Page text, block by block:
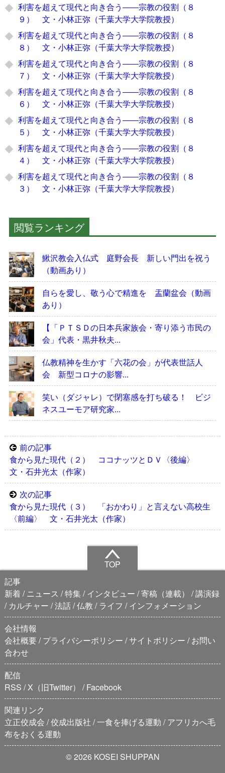
利害を超えて現代と向き合う――宗教の役割（８
９） 文・小林正弥（千葉大学大学院教授）
利害を超えて現代と向き合う――宗教の役割（８
８） 文・小林正弥（千葉大学大学院教授）
利害を超えて現代と向き合う――宗教の役割（８
７） 文・小林正弥（千葉大学大学院教授）
利害を超えて現代と向き合う――宗教の役割（８
６） 文・小林正弥（千葉大学大学院教授）
利害を超えて現代と向き合う――宗教の役割（８
５） 文・小林正弥（千葉大学大学院教授）
利害を超えて現代と向き合う――宗教の役割（８
４） 文・小林正弥（千葉大学大学院教授）
利害を超えて現代と向き合う――宗教の役割（８
３） 文・小林正弥（千葉大学大学院教授）
閲覧ランキング
鰍沢教会入仏式 庭野会長 新しい門出を祝う
（動画あり）
自らを愛し、敬う心で精進を 盂蘭盆会（動画
あり）
【「ＰＴＳＤの日本兵家族会・寄り添う市民の
会」代表・黒井秋夫...
仏教精神を生かす「六花の会」が代表世話人
会 新型コロナの影響...
笑い（ダジャレ）で閉塞感を打ち破る！ ビジ
ネスユーモア研究家...
前の記事
食から見た現代（２） ココナッツとＤＶ〈後編〉
文・石井光太（作家）
次の記事
食から見た現代（３） 「おかわり」と言えない高校生
〈前編〉 文・石井光太（作家）
TOP
記事
新着
ニュース 特集 インタビュー 寄稿（連載）
講演録
カルチャー 法話 仏教 ライフ
インフォメーション
会社情報
会社概要 プライバシーポリシー サイトポリシー
お問い
合わせ
配信
RSS X（旧Twitter）
Facebook
関連リンク
立正佼成会 佼成出版社 一食を捧げる運動
アフリカへ毛
布をおくる運動
© 2026 KOSEI SHUPPAN